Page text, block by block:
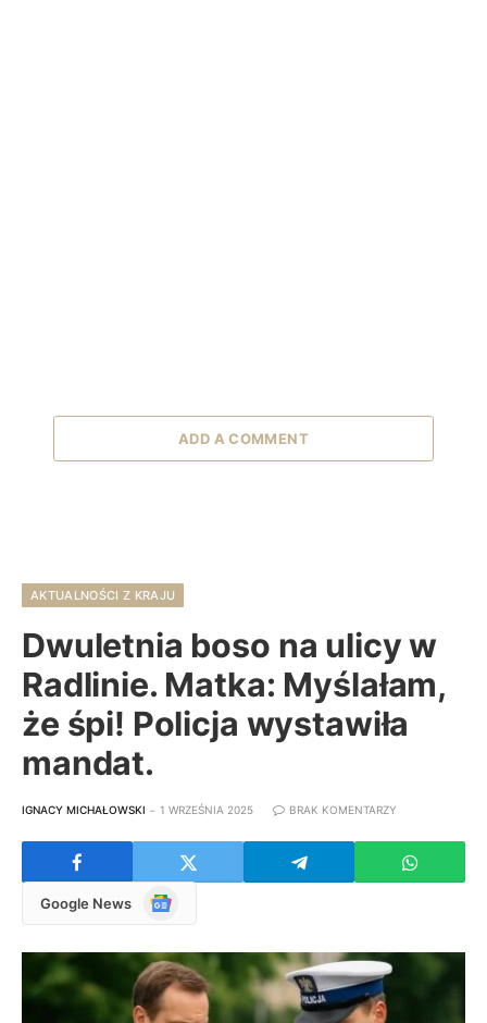
ADD A COMMENT
AKTUALNOŚCI Z KRAJU
Dwuletnia boso na ulicy w
Radlinie. Matka: Myślałam,
że śpi! Policja wystawiła
mandat.
IGNACY MICHAŁOWSKI 1 WRZEŚNIA 2025 BRAK KOMENTARZY
Google News
Google